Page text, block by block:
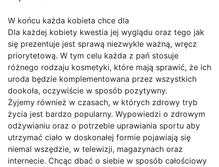
W końcu każda kobieta chce dla
Dla każdej kobiety kwestia jej wyglądu oraz tego jak
się prezentuje jest sprawą niezwykle ważną, wręcz
priorytetową. W tym celu każda z pań stosuje
różnego rodzaju kosmetyki, które mają sprawić, że ich
uroda będzie komplementowana przez wszystkich
dookoła, oczywiście w sposób pozytywny.
Żyjemy również w czasach, w których zdrowy tryb
życia jest bardzo popularny. Wypowiedzi o zdrowym
odżywianiu oraz o potrzebie uprawiania sportu aby
utrzymać ciało w doskonałej formie pojawiają się
niemal wszędzie, w telewizji, magazynach oraz
internecie. Chcąc dbać o siebie w sposób całościowy